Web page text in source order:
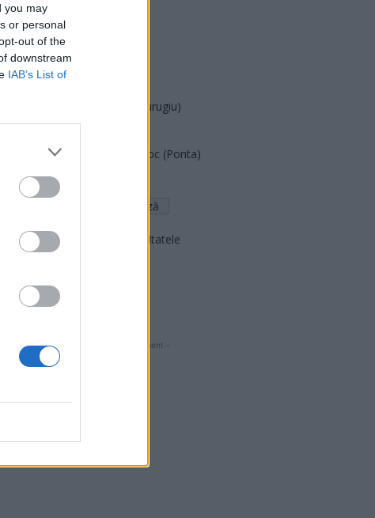
you may
or personal
out of the
downstream
IAB’s List of
PDF (Lazarus)
PUSL (D. Voiculescu)
PNȚCD (Pavelescu)
PNCR (Terheș)
Partidul Patrioților (Surugiu)
România pe Primul Loc (Ponta)
Altul
Arată rezultatele
- Advertisment -